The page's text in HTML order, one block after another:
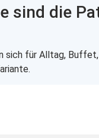
sind die
sich für Alltag,